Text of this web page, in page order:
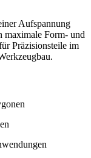
Aufspannung
maximale Form- und
Präzisionsteile im